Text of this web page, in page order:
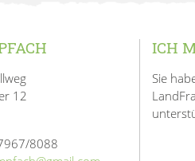
12
8088
ICH
Sie